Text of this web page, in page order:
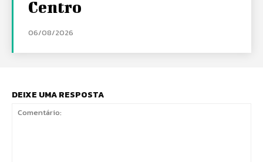
Centro
06/08/2026
DEIXE UMA RESPOSTA